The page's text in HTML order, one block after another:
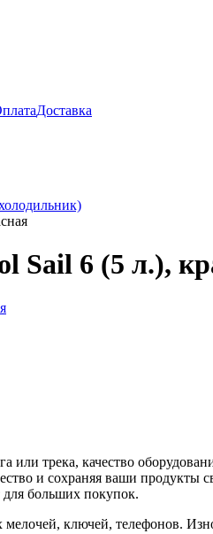
Доставка
Sail 6 (5 л.),
или трека, качество
и сохраняя ваши продукты
больших покупок.
ключей, телефонов.